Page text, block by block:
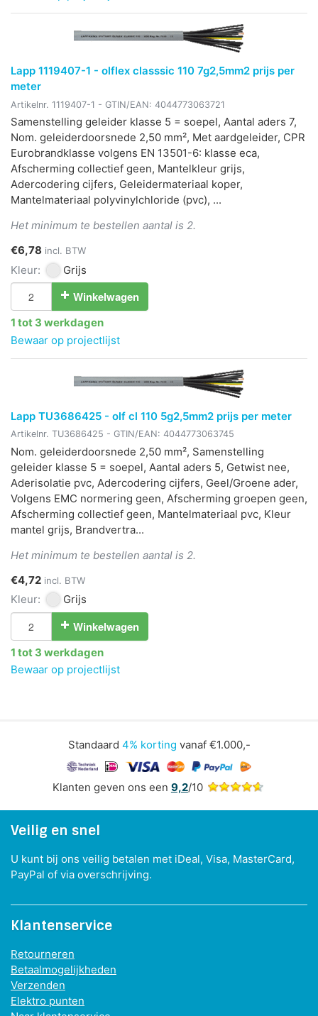
Lapp 1119407-1 - olflex classsic 110 7g2,5mm2 prijs per
meter
Artikelnr. 1119407-1 - GTIN/EAN: 4044773063721
Samenstelling geleider klasse 5 = soepel, Aantal aders 7,
Nom. geleiderdoorsnede 2,50 mm², Met aardgeleider, CPR
Eurobrandklasse volgens EN 13501-6: klasse eca,
Afscherming collectief geen, Mantelkleur grijs,
Adercodering cijfers, Geleidermateriaal koper,
Mantelmateriaal polyvinylchloride (pvc), ...
Het minimum te bestellen aantal is 2.
€6,78 incl. BTW
Kleur: Grijs
Winkelwagen
1 tot 3 werkdagen
Bewaar op projectlijst
Lapp TU3686425 - olf cl 110 5g2,5mm2 prijs per meter
Artikelnr. TU3686425 - GTIN/EAN: 4044773063745
Nom. geleiderdoorsnede 2,50 mm², Samenstelling
geleider klasse 5 = soepel, Aantal aders 5, Getwist nee,
Aderisolatie pvc, Adercodering cijfers, Geel/Groene ader,
Volgens EMC normering geen, Afscherming groepen geen,
Afscherming collectief geen, Mantelmateriaal pvc, Kleur
mantel grijs, Brandvertra...
Het minimum te bestellen aantal is 2.
€4,72 incl. BTW
Kleur: Grijs
Winkelwagen
1 tot 3 werkdagen
Bewaar op projectlijst
Standaard 4% korting vanaf €1.000,-
Klanten geven ons een 9,2/10
Veilig en snel
U kunt bij ons veilig betalen met iDeal, Visa, MasterCard,
PayPal of via overschrijving.
Klantenservice
Retourneren
Betaalmogelijkheden
Verzenden
Elektro punten